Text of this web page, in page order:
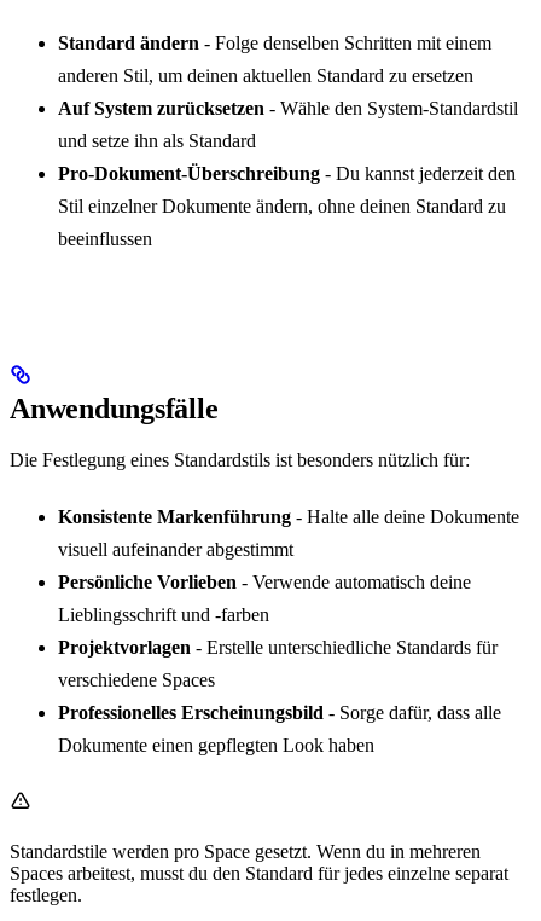
Standard ändern - Folge denselben Schritten mit einem
anderen Stil, um deinen aktuellen Standard zu ersetzen
Auf System zurücksetzen - Wähle den System-Standardstil
und setze ihn als Standard
Pro-Dokument-Überschreibung - Du kannst jederzeit den
Stil einzelner Dokumente ändern, ohne deinen Standard zu
beeinflussen
Anwendungsfälle
Die Festlegung eines Standardstils ist besonders nützlich für:
Konsistente Markenführung - Halte alle deine Dokumente
visuell aufeinander abgestimmt
Persönliche Vorlieben - Verwende automatisch deine
Lieblingsschrift und -farben
Projektvorlagen - Erstelle unterschiedliche Standards für
verschiedene Spaces
Professionelles Erscheinungsbild - Sorge dafür, dass alle
Dokumente einen gepflegten Look haben
Standardstile werden pro Space gesetzt. Wenn du in mehreren
Spaces arbeitest, musst du den Standard für jedes einzelne separat
festlegen.